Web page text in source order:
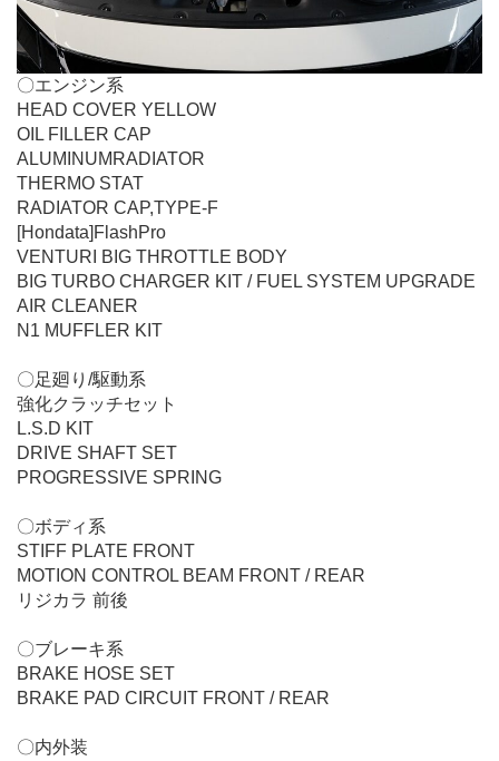
〇エンジン系
HEAD COVER YELLOW
OIL FILLER CAP
ALUMINUMRADIATOR
THERMO STAT
RADIATOR CAP,TYPE-F
[Hondata]FlashPro
VENTURI BIG THROTTLE BODY
BIG TURBO CHARGER KIT / FUEL SYSTEM UPGRADE
AIR CLEANER
N1 MUFFLER KIT
〇足廻り/駆動系
強化クラッチセット
L.S.D KIT
DRIVE SHAFT SET
PROGRESSIVE SPRING
〇ボディ系
STIFF PLATE FRONT
MOTION CONTROL BEAM FRONT / REAR
リジカラ 前後
〇ブレーキ系
BRAKE HOSE SET
BRAKE PAD CIRCUIT FRONT / REAR
〇内外装